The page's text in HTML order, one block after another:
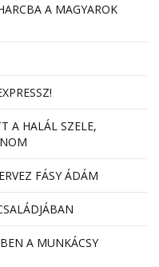
A MAGYAROK
A HALÁL SZELE,
FÁSY ÁDÁM
A MUNKÁCSY